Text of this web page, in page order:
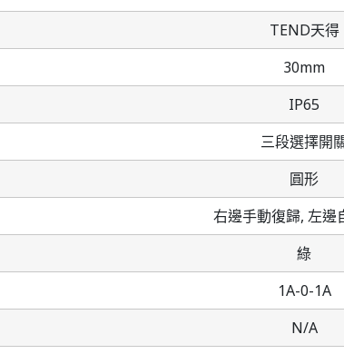
TEND天得
30mm
IP65
三段選擇開
圓形
右邊手動復歸, 左邊
綠
1A-0-1A
N/A